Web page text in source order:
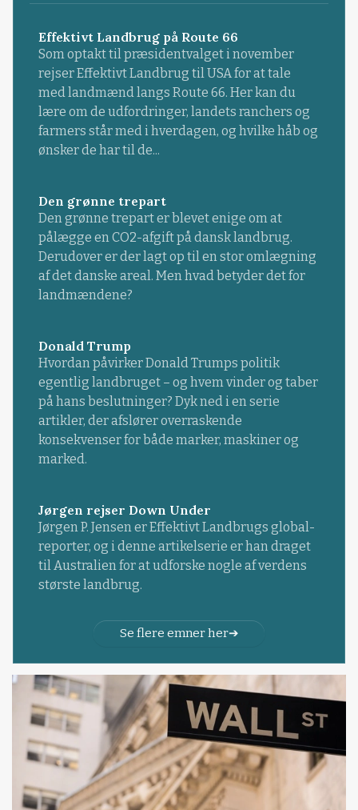
Effektivt Landbrug på Route 66
Som optakt til præsidentvalget i november
rejser Effektivt Landbrug til USA for at tale
med landmænd langs Route 66. Her kan du
lære om de udfordringer, landets ranchers og
farmers står med i hverdagen, og hvilke håb og
ønsker de har til de...
Den grønne trepart
Den grønne trepart er blevet enige om at
pålægge en CO2-afgift på dansk landbrug.
Derudover er der lagt op til en stor omlægning
af det danske areal. Men hvad betyder det for
landmændene?
Donald Trump
Hvordan påvirker Donald Trumps politik
egentlig landbruget – og hvem vinder og taber
på hans beslutninger? Dyk ned i en serie
artikler, der afslører overraskende
konsekvenser for både marker, maskiner og
marked.
Jørgen rejser Down Under
Jørgen P. Jensen er Effektivt Landbrugs global-
reporter, og i denne artikelserie er han draget
til Australien for at udforske nogle af verdens
største landbrug.
Se flere emner her